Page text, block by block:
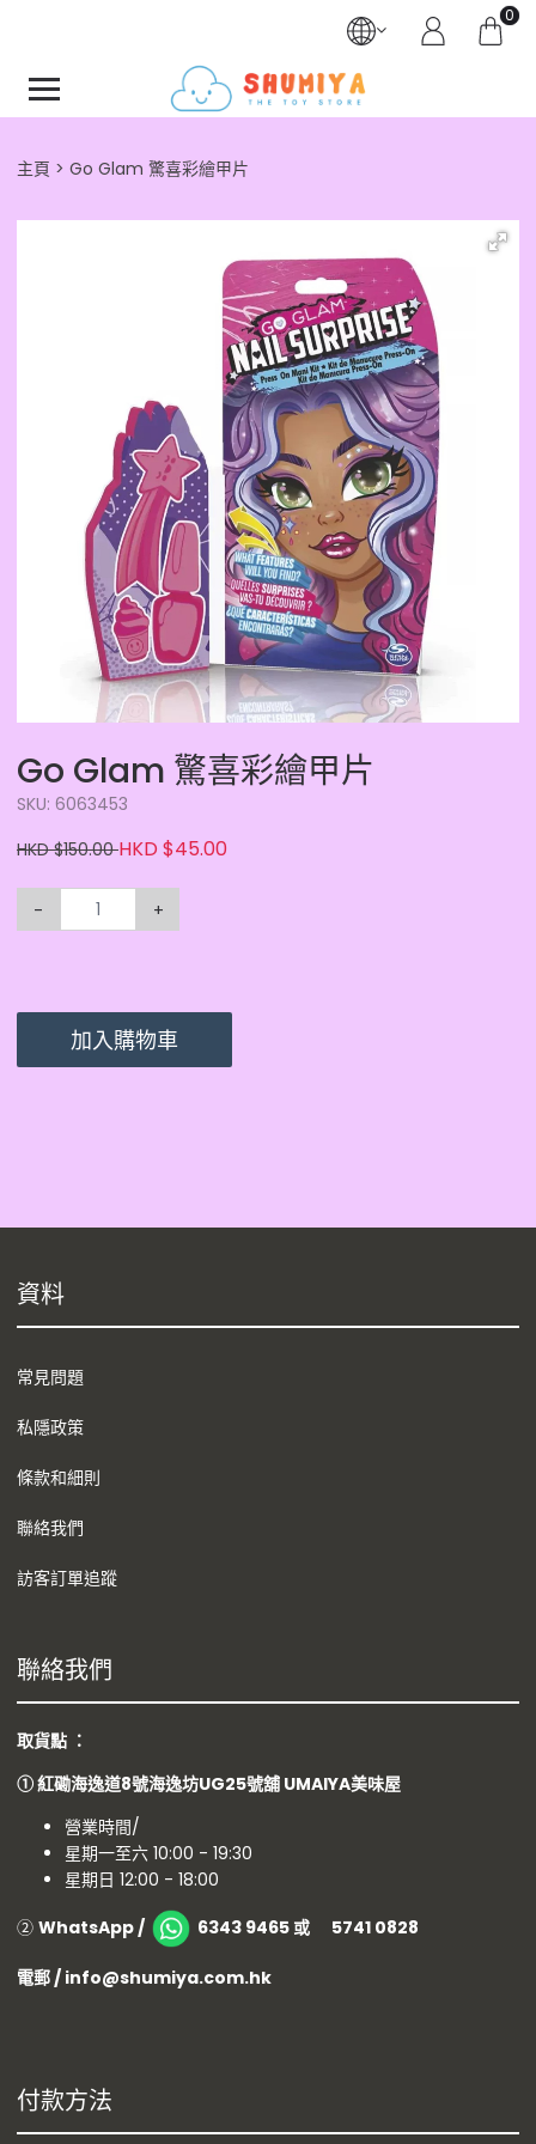
0
主頁 Go Glam 驚喜彩繪甲片
Go Glam 驚喜彩繪甲片
SKU: 6063453
HKD $150.00HKD $45.00
- +
加入購物車
資料
常見問題
私隱政策
條款和細則
聯絡我們
訪客訂單追蹤
聯絡我們
取貨點 ：
①紅磡海逸道8號海逸坊UG25號舖 UMAIYA美味屋
營業時間/
星期一至六 10:00 - 19:30
星期日 12:00 - 18:00
② WhatsApp / 6343 9465 或 5741 0828
電郵 / info@shumiya.com.hk
付款方法